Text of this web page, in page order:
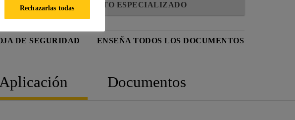
ASESORAMIENTO ESPECIALIZADO
DE SEGURIDAD ENSEÑA TODOS LOS DOCUMENTOS
Aplicación Documentos
Rechazarlas todas